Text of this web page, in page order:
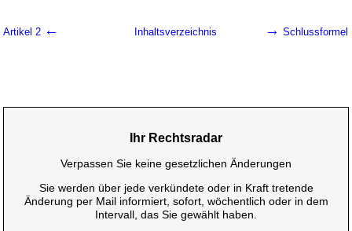
Artikel 2 ← Inhaltsverzeichnis → Schlussformel
Ihr Rechtsradar
Verpassen Sie keine gesetzlichen Änderungen
Sie werden über jede verkündete oder in Kraft tretende
Änderung per Mail informiert, sofort, wöchentlich oder in dem
Intervall, das Sie gewählt haben.